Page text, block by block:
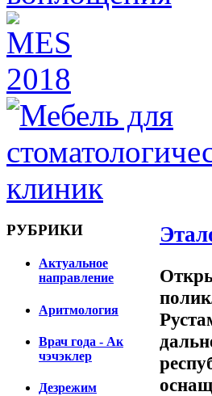
РУБРИКИ
Актуальное
направление
Аритмология
Врач года - Ак
чэчэклер
Дезрежим